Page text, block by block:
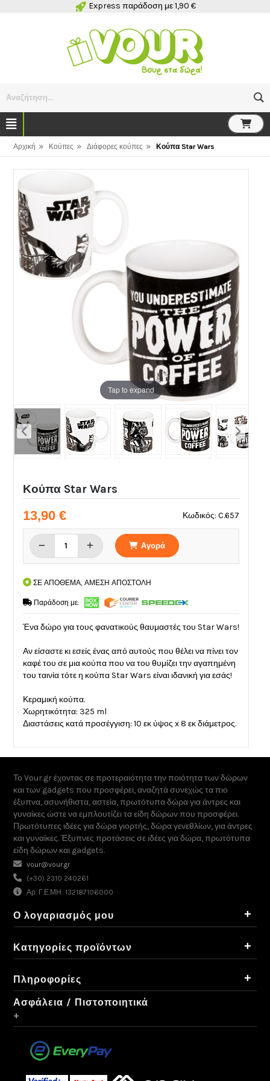
Express παράδοση με 1,90 €
Αναζήτηση...
Αρχική » Κούπες » Διάφορες κούπες » Κούπα Star Wars
Tap to expand
Κούπα Star Wars
Κωδικός: C.657
13,90 €
Αγορά
ΣΕ ΑΠΟΘΕΜΑ, ΑΜΕΣΗ ΑΠΟΣΤΟΛΗ
Παράδοση με:
Ένα δώρο για τους φανατικούς θαυμαστές του Star Wars!
Αν είσαστε κι εσείς ένας από αυτούς που θέλει να πίνει τον
καφέ του σε μια κούπα που να του θυμίζει την αγαπημένη
του ταινία τότε η κούπα Star Wars είναι ιδανική για εσάς!
Κεραμική κούπα.
Χωρητικότητα: 325 ml
Διαστάσεις κατά προσέγγιση: 10 εκ ύψος x 8 εκ διάμετρος.
Το Vour.gr έχοντας σε προτεραιότητα την ποιότητα των δώρων
και των gadgets που προσφέρει, αναζητά συνεχώς τα πιο
έξυπνα, ασυνήθιστα, αστεία, πρωτότυπα δώρα για άντρες και
γυναίκες ώστε να εμπλουτίζει τα είδη δώρων που προσφέρει.
Πρωτότυπες ιδέες για δώρα γιορτής, δώρα γενεθλίων, για άντρες
και γυναίκες. Έξυπνες προτάσεις σε ιδέες για δώρα, πρωτότυπα
είδη δώρων και gadgets.
vour@vour.gr
(+30) 2310 240261
Αρ. Γ.Ε.ΜΗ: 132187106000
Ο λογαριασμός μου +
Κατηγορίες προϊόντων +
Πληροφορίες +
Ασφάλεια / Πιστοποιητικά
+